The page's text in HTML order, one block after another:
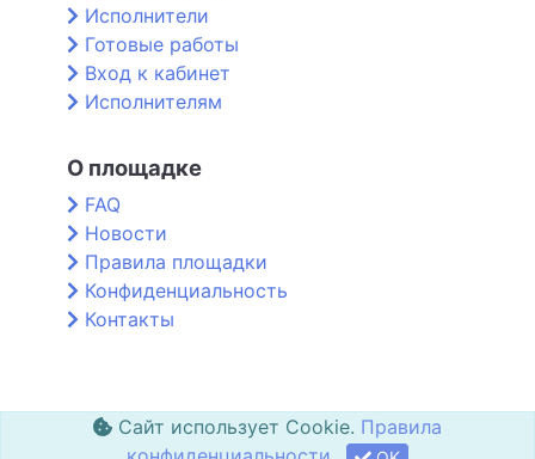
Исполнители
Готовые работы
Вход к кабинет
Исполнителям
О площадке
FAQ
Новости
Правила площадки
Конфиденциальность
Контакты
Сайт использует Cookie. Правила